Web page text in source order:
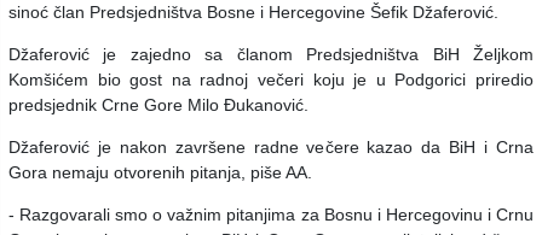
sinoć član Predsjedništva Bosne i Hercegovine Šefik Džaferović.
Džaferović je zajedno sa članom Predsjedništva BiH Željkom
Komšićem bio gost na radnoj večeri koju je u Podgorici priredio
predsjednik Crne Gore Milo Đukanović.
Džaferović je nakon završene radne večere kazao da BiH i Crna
Gora nemaju otvorenih pitanja, piše AA.
- Razgovarali smo o važnim pitanjima za Bosnu i Hercegovinu i Crnu